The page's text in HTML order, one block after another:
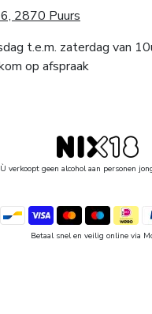
2870 Puurs
t.e.m. zaterdag van
op afspraak
verkoopt geen alcohol aan personen
Betaal snel en veilig online via